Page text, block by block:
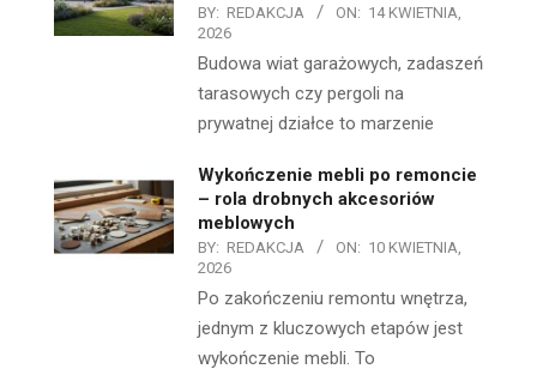
BY: REDAKCJA ON: 14 KWIETNIA,
2026
Budowa wiat garażowych, zadaszeń
tarasowych czy pergoli na
prywatnej działce to marzenie
Wykończenie mebli po remoncie
– rola drobnych akcesoriów
meblowych
BY: REDAKCJA ON: 10 KWIETNIA,
2026
Po zakończeniu remontu wnętrza,
jednym z kluczowych etapów jest
wykończenie mebli. To